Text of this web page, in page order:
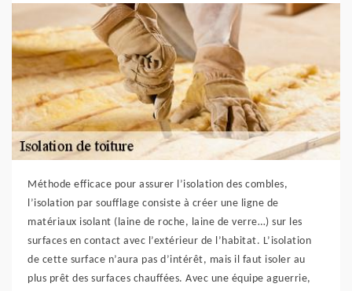
Méthode efficace pour assurer l’isolation des combles,
l’isolation par soufflage consiste à créer une ligne de
matériaux isolant (laine de roche, laine de verre…) sur les
surfaces en contact avec l’extérieur de l’habitat. L’isolation
de cette surface n’aura pas d’intérêt, mais il faut isoler au
plus prêt des surfaces chauffées. Avec une équipe aguerrie,